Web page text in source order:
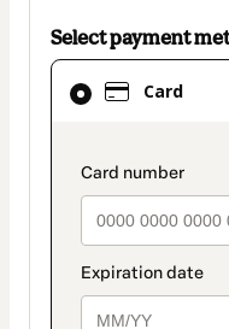
Select payment
Card
Card
selected
method